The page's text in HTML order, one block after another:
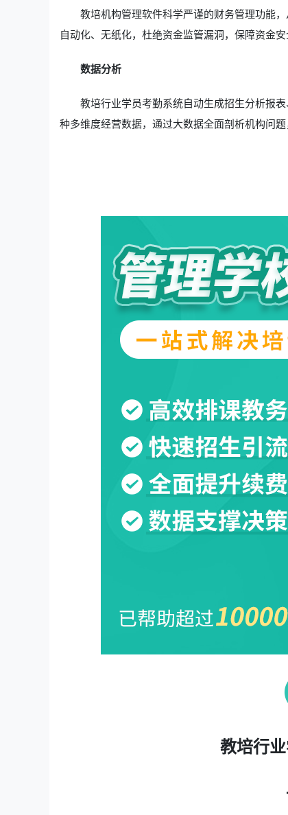
教培机构管理软件科学严谨的财务管理功能
自动化、无纸化，杜绝资金监管漏洞，保障资金安
数据分析
教培行业学员考勤系统自动生成招生分析报
种多维度经营数据，通过大数据全面剖析机构问题
教培行